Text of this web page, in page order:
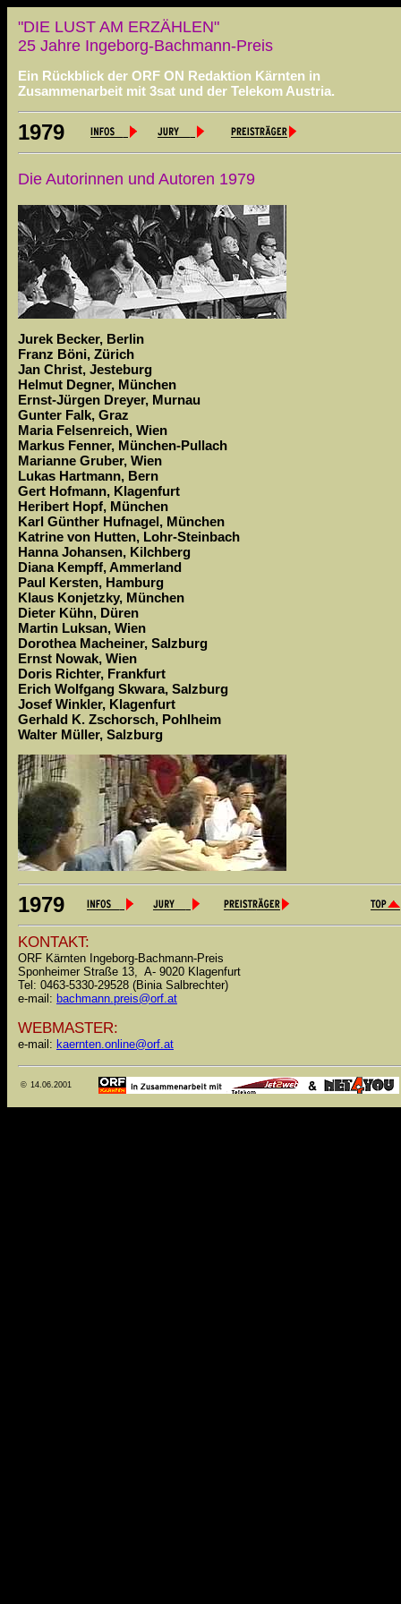
"DIE LUST AM ERZÄHLEN"
25 Jahre Ingeborg-Bachmann-Preis
Ein Rückblick der ORF ON Redaktion Kärnten in
Zusammenarbeit mit 3sat und der Telekom Austria.
1979
Die Autorinnen und Autoren 1979
Jurek Becker, Berlin
Franz Böni, Zürich
Jan Christ, Jesteburg
Helmut Degner, München
Ernst-Jürgen Dreyer, Murnau
Gunter Falk, Graz
Maria Felsenreich, Wien
Markus Fenner, München-Pullach
Marianne Gruber, Wien
Lukas Hartmann, Bern
Gert Hofmann, Klagenfurt
Heribert Hopf, München
Karl Günther Hufnagel, München
Katrine von Hutten, Lohr-Steinbach
Hanna Johansen, Kilchberg
Diana Kempff, Ammerland
Paul Kersten, Hamburg
Klaus Konjetzky, München
Dieter Kühn, Düren
Martin Luksan, Wien
Dorothea Macheiner, Salzburg
Ernst Nowak, Wien
Doris Richter, Frankfurt
Erich Wolfgang Skwara, Salzburg
Josef Winkler, Klagenfurt
Gerhald K. Zschorsch, Pohlheim
Walter Müller, Salzburg
1979
KONTAKT:
ORF Kärnten Ingeborg-Bachmann-Preis
Sponheimer Straße 13, A- 9020 Klagenfurt
Tel: 0463-5330-29528 (Binia Salbrechter)
e-mail: bachmann.preis@orf.at
WEBMASTER:
e-mail: kaernten.online@orf.at
© 14.06.2001